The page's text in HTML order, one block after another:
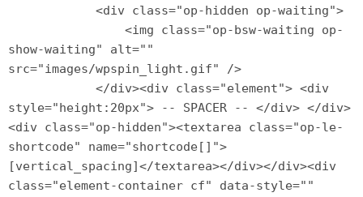
show-waiting" alt=""
src="images/wpspin_light.gif" />
style="height:20px"> -- SPACER -- </div> </div>
<div class="op-hidden"><textarea class="op-le-
shortcode" name="shortcode[]">
[vertical_spacing]</textarea></div></div><div
class="element-container cf" data-style=""